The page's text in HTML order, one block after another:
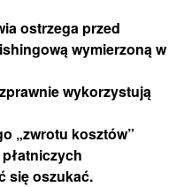
ostrzega przed
wymierzoną w
wykorzystują
„zwrotu kosztów”
się oszukać.